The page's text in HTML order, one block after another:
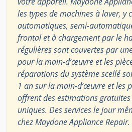
les types de machines à laver, y
automatiques, semi-
frontal et à chargement par le
régulières sont couvertes par
pour la main-d’œuvre et les
réparations du système scellé
1 an sur la main-d’œuvre et les
offrent des estimations
uniques. Des services le jour
chez Maydone Appliance Repair.